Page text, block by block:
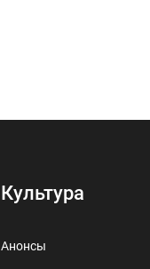
Культура
Анонсы